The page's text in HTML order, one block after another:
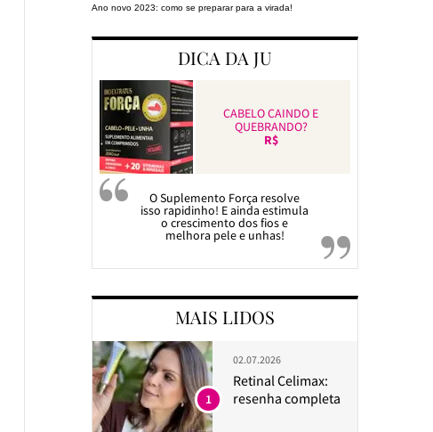
Ano novo 2023: como se preparar para a virada!
DICA DA JU
CABELO CAINDO E
QUEBRANDO?
R$
O Suplemento Força resolve
isso rapidinho! E ainda estimula
o crescimento dos fios e
melhora pele e unhas!
MAIS LIDOS
02.07.2026
Retinal Celimax:
resenha completa
1